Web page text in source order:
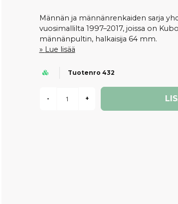
Männän ja männänrenkaiden sarja
vuosimallilta 1997–2017, joissa on
männänpultin, halkaisija 64 mm.
Lue lisää
Tuotenro 432
- +